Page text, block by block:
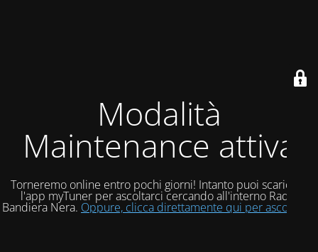
Modalità
Maintenance attiva
Torneremo online entro pochi giorni! Intanto puoi scaricare
l'app myTuner per ascoltarci cercando all'interno Radio
Bandiera Nera. Oppure, clicca direttamente qui per ascoltarci!